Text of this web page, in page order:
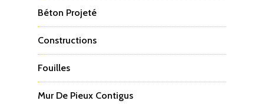
Béton Projeté
Constructions
Fouilles
Mur De Pieux Contigus